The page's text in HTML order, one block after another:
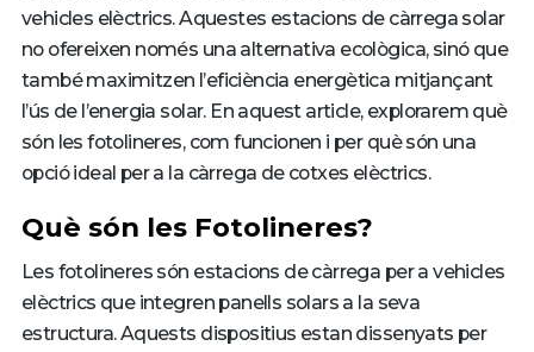
vehicles elèctrics. Aquestes estacions de càrrega solar
no ofereixen només una alternativa ecològica, sinó que
també maximitzen l’eficiència energètica mitjançant
l’ús de l’energia solar. En aquest article, explorarem què
són les fotolineres, com funcionen i per què són una
opció ideal per a la càrrega de cotxes elèctrics.
Què són les Fotolineres?
Les fotolineres són estacions de càrrega per a vehicles
elèctrics que integren panells solars a la seva
estructura. Aquests dispositius estan dissenyats per